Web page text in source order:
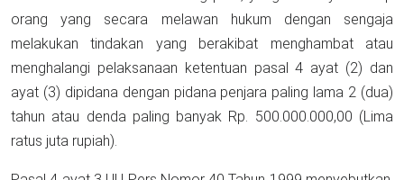
orang yang secara melawan hukum dengan sengaja
melakukan tindakan yang berakibat menghambat atau
menghalangi pelaksanaan ketentuan pasal 4 ayat (2) dan
ayat (3) dipidana dengan pidana penjara paling lama 2 (dua)
tahun atau denda paling banyak Rp. 500.000.000,00 (Lima
ratus juta rupiah).